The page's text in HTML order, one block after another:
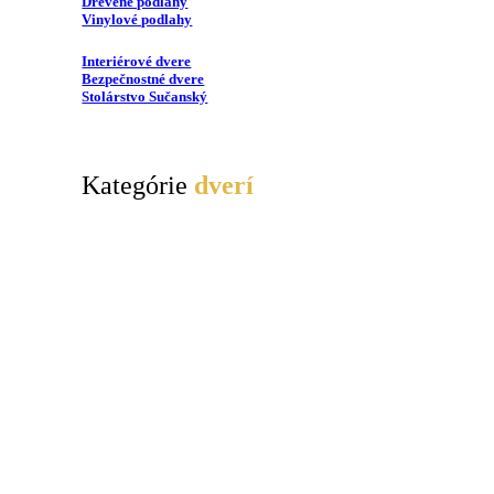
Vinylové podlahy
Interiérové dvere
Bezpečnostné dvere
Stolárstvo Sučanský
Kategórie dverí